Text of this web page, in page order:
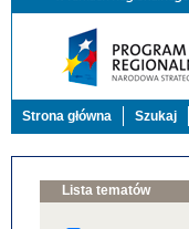
Strona główna Szukaj
Lista tematów